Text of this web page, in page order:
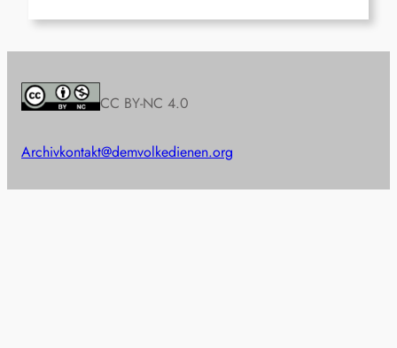
CC BY-NC 4.0
Archivkontakt@demvolkedienen.org